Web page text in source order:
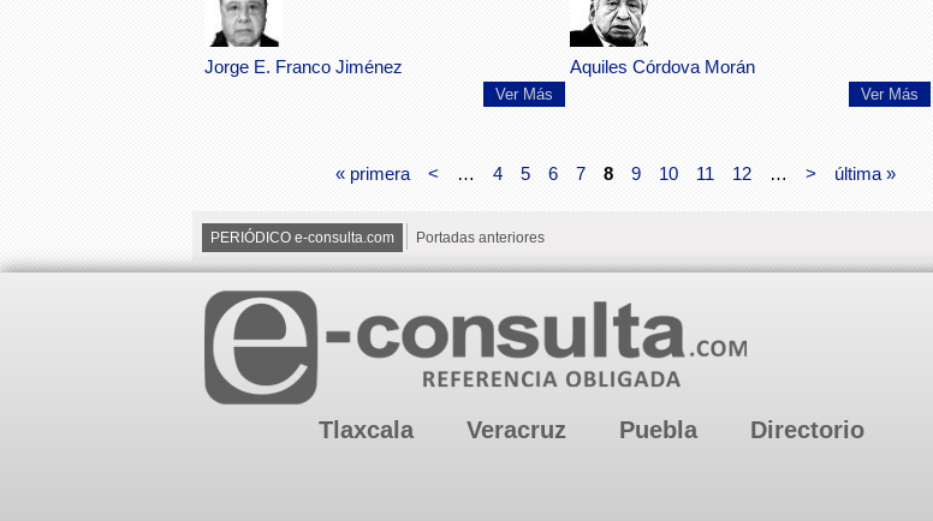
Jorge E. Franco Jiménez
Ver Más
Aquiles Córdova Morán
Ver Más
« primera < 4 5 6 7 8 9 10 11 12 > última »
PERIÓDICO e-consulta.com Portadas anteriores
Tlaxcala Veracruz Puebla Directorio